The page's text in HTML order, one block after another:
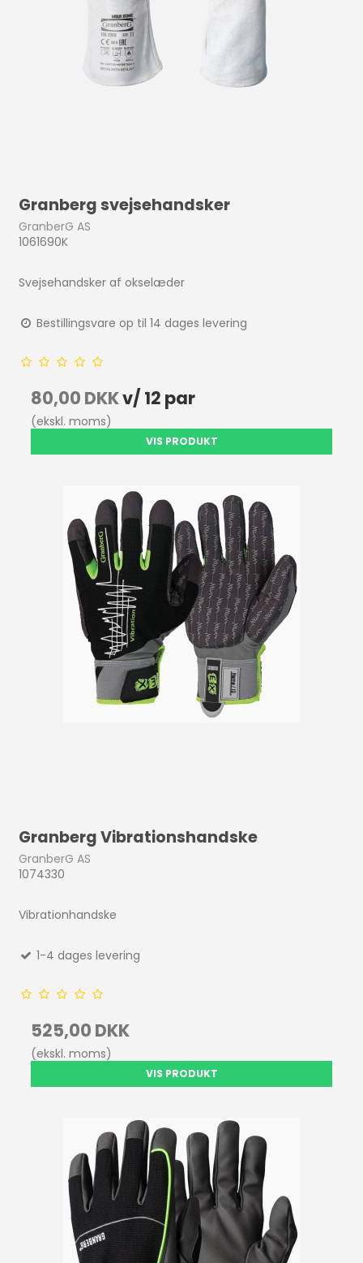
Granberg svejsehandsker
GranberG AS
1061690K
Svejsehandsker af okselæder
Bestillingsvare op til 14 dages levering
80,00 DKKv/ 12 par
(ekskl. moms)
VIS PRODUKT
Granberg Vibrationshandske
GranberG AS
1074330
Vibrationhandske
1-4 dages levering
525,00 DKK
(ekskl. moms)
VIS PRODUKT